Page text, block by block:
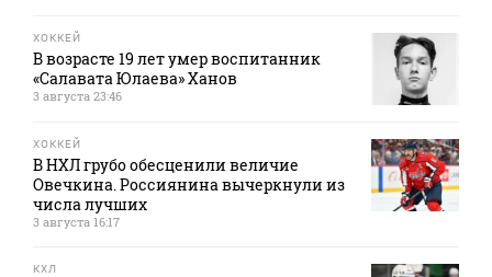
ХОККЕЙ
В возрасте 19 лет умер воспитанник
«Салавата Юлаева» Ханов
3 августа 23:46
ХОККЕЙ
В НХЛ грубо обесценили величие
Овечкина. Россиянина вычеркнули из
числа лучших
3 августа 16:17
КХЛ